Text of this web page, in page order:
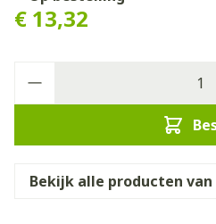
€ 13,32
Bekijk alle producten